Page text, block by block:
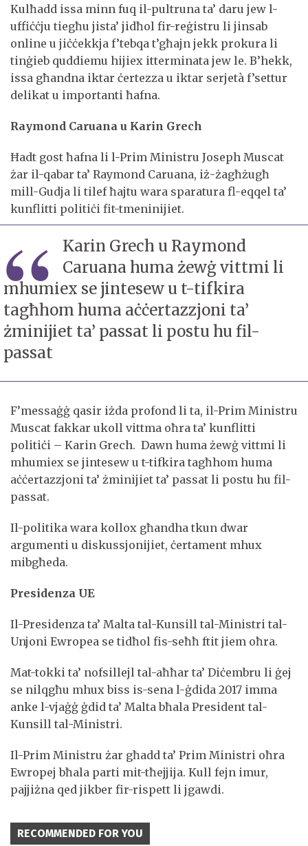
Kulħadd issa minn fuq il-pultruna ta’ daru jew l-
uffiċċju tiegħu jista’ jidħol fir-reġistru li jinsab
online u jiċċekkja f’tebqa t’għajn jekk prokura li
tinġieb quddiemu hijiex itterminata jew le. B’hekk,
issa għandna iktar ċertezza u iktar serjetà f’settur
delikat u importanti ħafna.
Raymond Caruana u Karin Grech
Ħadt gost ħafna li l-Prim Ministru Joseph Muscat
żar il-qabar ta’ Raymond Caruana, iż-żagħżugħ
mill-Gudja li tilef ħajtu wara sparatura fl-eqqel ta’
kunflitti politiċi fit-tmeninijiet.
Karin Grech u Raymond
Caruana huma żewġ vittmi li
mhumiex se jintesew u t-tifkira
tagħhom huma aċċertazzjoni ta’
żminijiet ta’ passat li postu hu fil-
passat
F’messaġġ qasir iżda profond li ta, il-Prim Ministru
Muscat fakkar ukoll vittma oħra ta’ kunflitti
politiċi – Karin Grech. Dawn huma żewġ vittmi li
mhumiex se jintesew u t-tifkira tagħhom huma
aċċertazzjoni ta’ żminijiet ta’ passat li postu hu fil-
passat.
Il-politika wara kollox għandha tkun dwar
argumenti u diskussjonijiet, ċertament mhux
mibgħeda.
Presidenza UE
Il-Presidenza ta’ Malta tal-Kunsill tal-Ministri tal-
Unjoni Ewropea se tidħol fis-seħħ ftit jiem oħra.
Mat-tokki ta’ nofsillejl tal-aħħar ta’ Diċembru li ġej
se nilqgħu mhux biss is-sena l-ġdida 2017 imma
anke l-vjaġġ ġdid ta’ Malta bħala President tal-
Kunsill tal-Ministri.
Il-Prim Ministru żar għadd ta’ Prim Ministri oħra
Ewropej bħala parti mit-tħejjija. Kull fejn imur,
pajjiżna qed jikber fir-rispett li jgawdi.
RECOMMENDED FOR YOU